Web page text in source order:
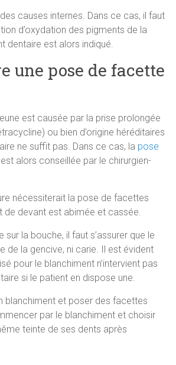
causes internes. Dans ce cas, il faut
d’oxydation des pigments de la
dentaire est alors indiqué.
une pose de facette
est causée par la prise prolongée
ou bien d’origine héréditaires
ne suffit pas. Dans ce cas, la pose
est alors conseillée par le chirurgien-
nécessiterait la pose de facettes
de devant est abimée et cassée.
la bouche, il faut s’assurer que le
de la gencive, ni carie. Il est évident
pour le blanchiment n’intervient pas
si le patient en dispose une.
blanchiment et poser des facettes
par le blanchiment et choisir
teinte de ses dents après